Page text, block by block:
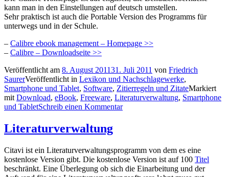
kann man in den Einstellungen auf deutsch umstellen.
Sehr praktisch ist auch die Portable Version des Programms für
unterwegs und in der Schule.
– Calibre ebook management – Homepage >>
– Calibre – Downloadseite >>
Veröffentlicht am 8. August 201131. Juli 2011 von Friedrich
SaurerVeröffentlicht in Lexikon und Nachschlagewerke,
Smartphone und Tablet, Software, Zitierregeln und ZitateMarkiert
mit Download, eBook, Freeware, Literaturverwaltung, Smartphone
und TabletSchreib einen Kommentar
Literaturverwaltung
Citavi ist ein Literaturverwaltungsprogramm von dem es eine
kostenlose Version gibt. Die kostenlose Version ist auf 100 Titel
beschränkt. Eine Überlegung ob sich die Einarbeitung und der